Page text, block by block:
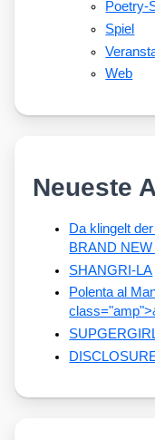
Poetry-
Spiel
Web
Neueste
Da klingelt
BRAND NEW
SHANGRI-LA
Polenta al